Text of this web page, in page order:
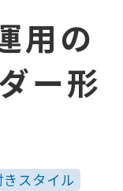
用の
ー形
きスタイル